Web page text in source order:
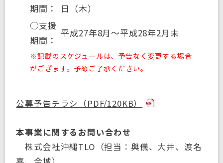
期間：
日（木）
○支援
期間：
平成27年8月～平成28年2月末
※記載のスケジュールは、予告なく変更する場合
がござます。予めご了承ください。
公募予告チラシ（PDF/120KB）
本事業に関するお問い合わせ
株式会社沖縄TLO（担当：與儀、大井、渡名